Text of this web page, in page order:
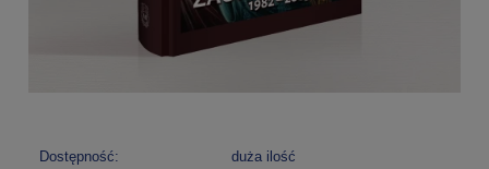
Dostępność:
duża ilość